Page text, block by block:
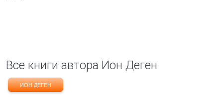
Все книги автора Ион Деген
ИОН ДЕГЕН